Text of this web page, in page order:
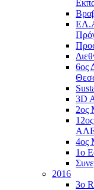
6ος
3D
2ος
4ος
1ο
2016
3ο